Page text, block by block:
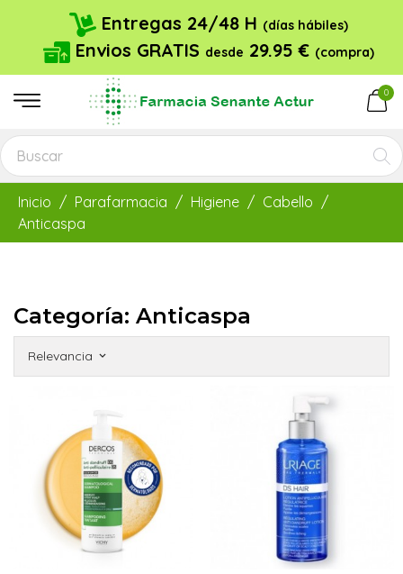
Entregas 24/48 H (días hábiles)
Envios GRATIS desde 29.95 € (compra)
0
Inicio Parafarmacia Higiene
Cabello
Anticaspa
Categoría: Anticaspa
Relevancia keyboard_arrow_down